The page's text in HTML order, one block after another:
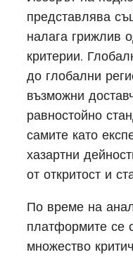
представлява
налага грижлив
критерии.
до глобални
възможни
равностойно
самите като
хазартни
от откритост и
По време на
платформите се
множество